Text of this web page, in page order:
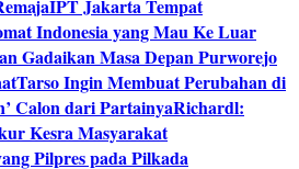
IPT Jakarta Tempat
Indonesia yang Mau Ke Luar
Gadaikan Masa Depan Purworejo
Tarso Ingin Membuat Perubahan di
Calon dari PartainyaRichardl:
Kesra Masyarakat
Pilpres pada Pilkada